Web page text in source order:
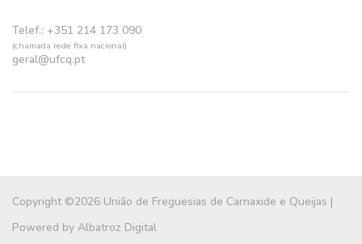
Telef.: +351 214 173 090
(chamada rede fixa nacional)
geral@ufcq.pt
Copyright ©2026 União de Freguesias de Carnaxide e Queijas |
Powered by Albatroz Digital